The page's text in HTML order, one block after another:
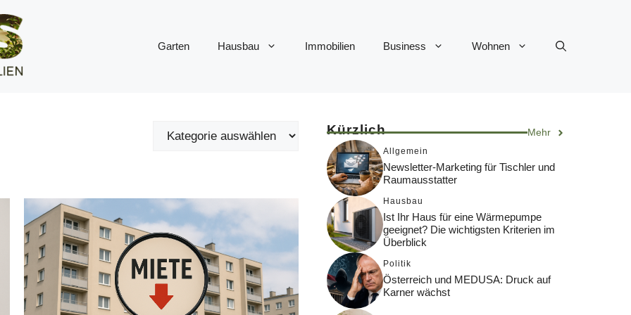
Garten Hausbau Immobilien Business Wohnen
Kürzlich Mehr
Allgemein
Newsletter-Marketing für Tischler und
Raumausstatter
Hausbau
Ist Ihr Haus für eine Wärmepumpe
geeignet? Die wichtigsten Kriterien im
Überblick
Politik
Österreich und MEDUSA: Druck auf
Karner wächst